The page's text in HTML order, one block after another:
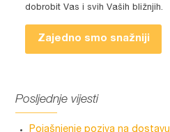
dobrobit Vas i svih Vaših bližnjih.
Zajedno smo snažniji
Posljednje vijesti
Pojašnjenje poziva na dostavu